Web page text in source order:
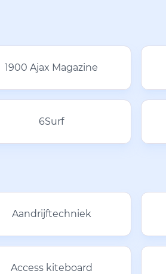
1900 Ajax Magazine
6Surf
Aandrijftechniek
Access kiteboard